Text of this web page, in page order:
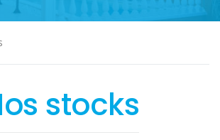
stocks